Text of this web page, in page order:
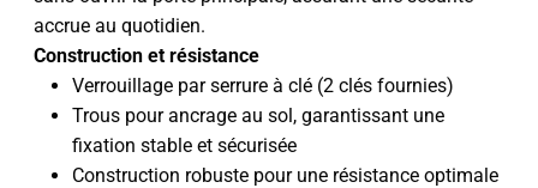
accrue au quotidien.
Construction et résistance
Verrouillage par serrure à clé (2 clés fournies)
Trous pour ancrage au sol, garantissant une
fixation stable et sécurisée
Construction robuste pour une résistance optimale